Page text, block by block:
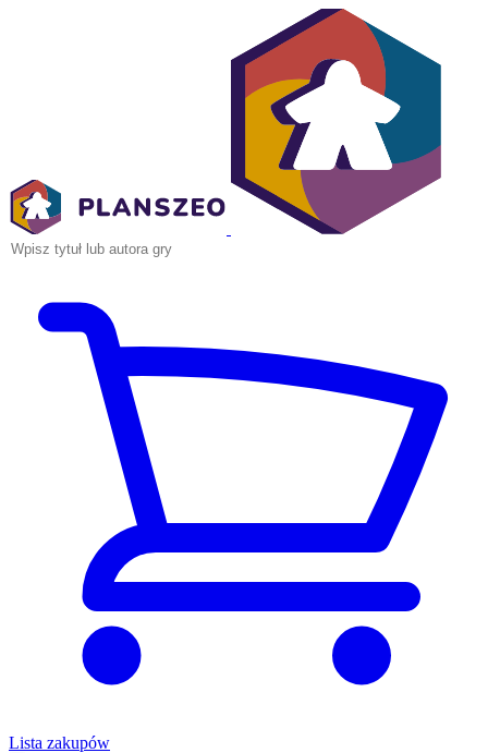
Lista zakupów